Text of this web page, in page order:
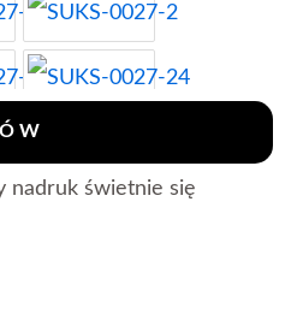
nadruk świetnie się